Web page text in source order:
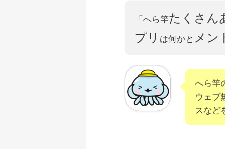
「へら竿たくさん
プリ は何かと メン
へら竿
ウェブ
スなど